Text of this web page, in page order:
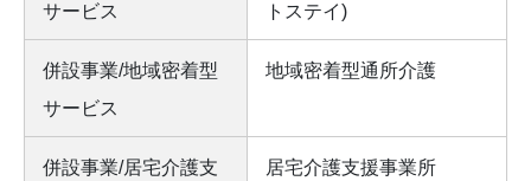
サービス
トステイ)
併設事業/地域密着型
サービス
地域密着型通所介護
併設事業/居宅介護支
居宅介護支援事業所